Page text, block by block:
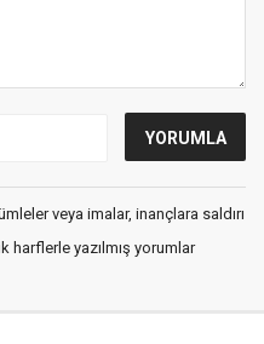
veya imalar, inançlara saldırı
harflerle yazılmış yorumlar